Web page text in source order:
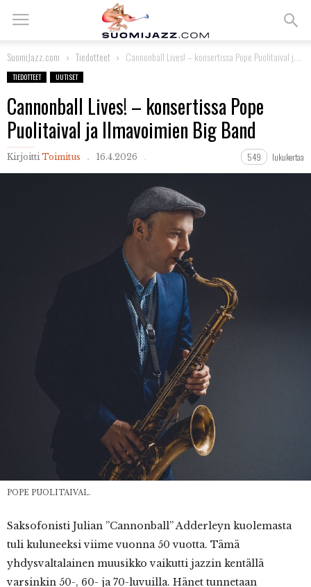
SuomiJazz.com Tiedotteet Cannonball Lives! – konsertissa Pope Puolitaival ja Ilmavoimien Big Band
TIEDOTTEET UUTISET
Cannonball Lives! – konsertissa Pope
Puolitaival ja Ilmavoimien Big Band
Kirjoitti Toimitus 16.4.2026 549 lukukertaa
POPE PUOLITAIVAL.
Saksofonisti Julian ”Cannonball” Adderleyn kuolemasta
tuli kuluneeksi viime vuonna 50 vuotta. Tämä
yhdysvaltalainen muusikko vaikutti jazzin kentällä
varsinkin 50-, 60- ja 70-luvuilla. Hänet tunnetaan